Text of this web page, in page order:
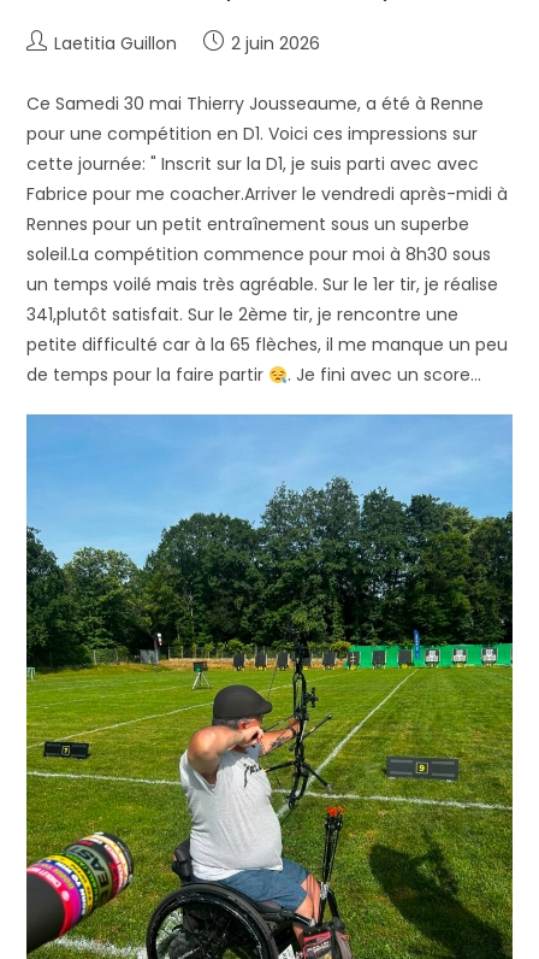
Auteur/autrice
la
publication :
Laetitia Guillon
Publication
2 juin 2026
Ce Samedi 30 mai Thierry Jousseaume, a été à Renne
pour une compétition en D1. Voici ces impressions sur
cette journée: " Inscrit sur la D1, je suis parti avec avec
Fabrice pour me coacher.Arriver le vendredi après-midi à
Rennes pour un petit entraînement sous un superbe
soleil.La compétition commence pour moi à 8h30 sous
un temps voilé mais très agréable. Sur le 1er tir, je réalise
341,plutôt satisfait. Sur le 2ème tir, je rencontre une
petite difficulté car à la 65 flèches, il me manque un peu
de temps pour la faire partir
. Je fini avec un score…